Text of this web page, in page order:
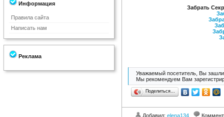
Информация
Правила сайта
Написать нам
Реклама
Забрать
Уважаемый посетитель, Вы зашли
Мы рекомендуем Вам
Поделиться…
Добавил: elena134